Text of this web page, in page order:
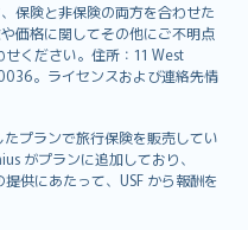
保険と非保険の両方を合わせた
価格に関してその他にご不明点
ください。住所：11 West
。ライセンスおよび連絡先情
プランで旅行保険を販売してい
がプランに追加しており、
供にあたって、USF から報酬を